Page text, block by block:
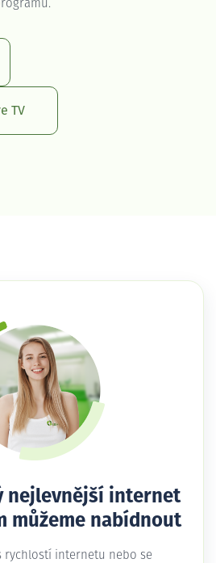
TV
nejlevnější internet
můžeme nabídnout
rychlostí internetu nebo se